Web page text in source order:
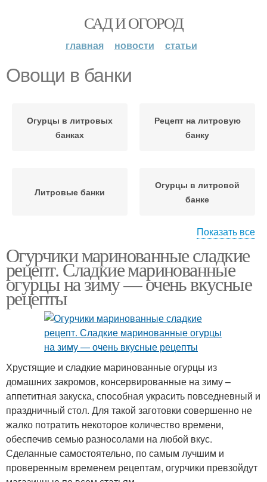
САД И ОГОРОД
главная новости статьи
Овощи в банки
Огурцы в литровых
банках
Рецепт на литровую
банку
Литровые банки
Огурцы в литровой
банке
Банка на зиму
Показать все
Огурчики маринованные сладкие
рецепт. Сладкие маринованные
огурцы на зиму — очень вкусные
рецепты
Хрустящие и сладкие маринованные огурцы из
домашних закромов, консервированные на зиму –
аппетитная закуска, способная украсить повседневный и
праздничный стол. Для такой заготовки совершенно не
жалко потратить некоторое количество времени,
обеспечив семью разносолами на любой вкус.
Сделанные самостоятельно, по самым лучшим и
проверенным временем рецептам, огурчики превзойдут